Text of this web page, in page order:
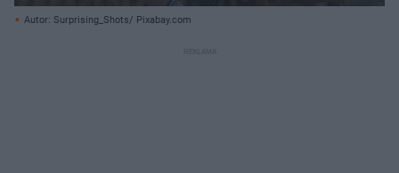
Autor: Surprising_Shots/ Pixabay.com